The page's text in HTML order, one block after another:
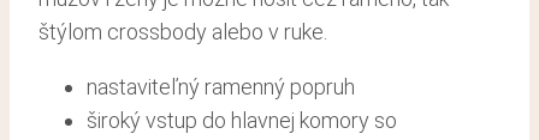
štýlom crossbody alebo v ruke.
nastaviteľný ramenný popruh
široký vstup do hlavnej komory so